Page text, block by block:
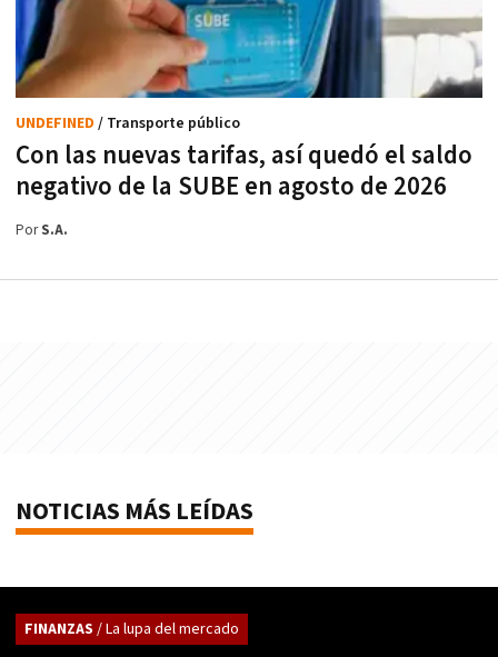
Con las nuevas tarifas, así quedó el saldo
negativo de la SUBE en agosto de 2026
UNDEFINED / Transporte público
PorS.A.
NOTICIAS MÁS LEÍDAS
FINANZAS / La lupa del mercado